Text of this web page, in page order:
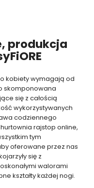
produkcja
kobiety wymagają od
skomponowana
się z całością
wykorzystywanych
codziennego
rajstop online,
tym
oferowane przez nas
się z
walorami
kształty każdej nogi.